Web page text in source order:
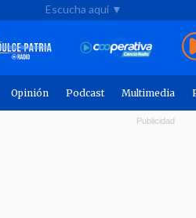
Escucha aquí ▼
Opinión Podcast Multimedia